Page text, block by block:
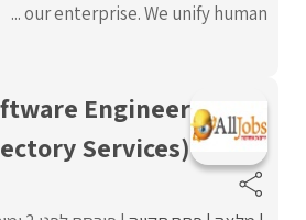
our enterprise. We unify human ...
Engineer
Services)